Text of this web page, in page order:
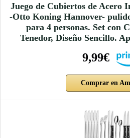
Juego de Cubiertos de Acero
-Otto Koning Hannover-
para 4 personas. Set con
Tenedor, Diseño Sencillo.
9,99€
Comprar en